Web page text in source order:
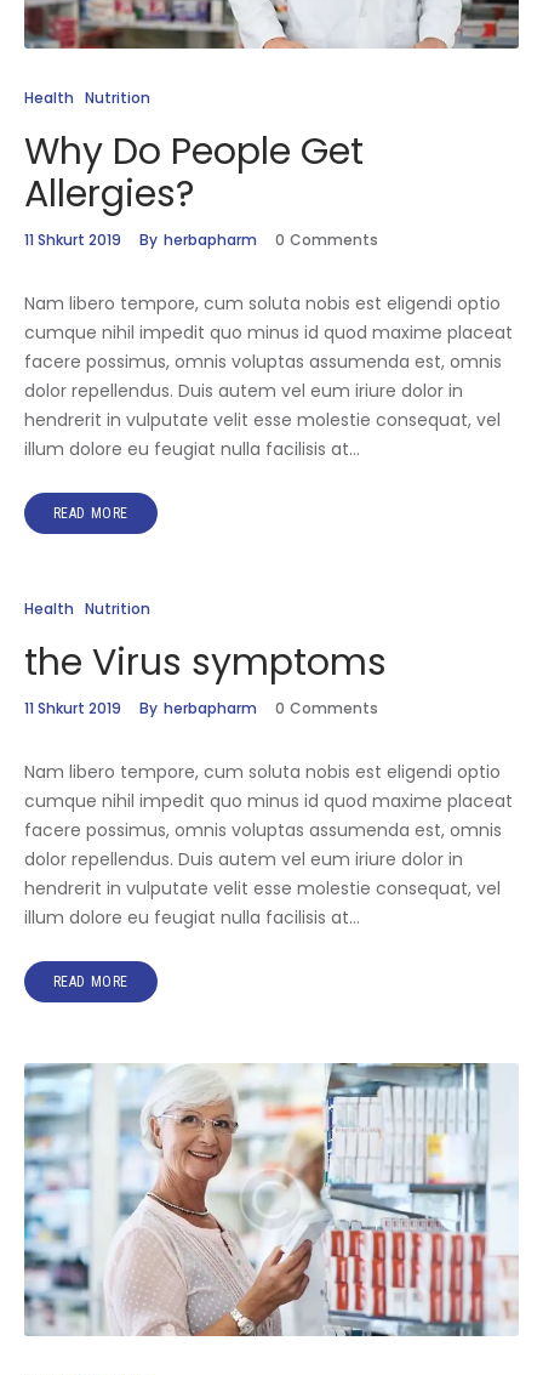
Health Nutrition
Why Do People Get
Allergies?
11 Shkurt 2019 By herbapharm 0 Comments
Nam libero tempore, cum soluta nobis est eligendi optio
cumque nihil impedit quo minus id quod maxime placeat
facere possimus, omnis voluptas assumenda est, omnis
dolor repellendus. Duis autem vel eum iriure dolor in
hendrerit in vulputate velit esse molestie consequat, vel
illum dolore eu feugiat nulla facilisis at…
READ MORE
Health Nutrition
the Virus symptoms
11 Shkurt 2019 By herbapharm 0 Comments
Nam libero tempore, cum soluta nobis est eligendi optio
cumque nihil impedit quo minus id quod maxime placeat
facere possimus, omnis voluptas assumenda est, omnis
dolor repellendus. Duis autem vel eum iriure dolor in
hendrerit in vulputate velit esse molestie consequat, vel
illum dolore eu feugiat nulla facilisis at…
READ MORE